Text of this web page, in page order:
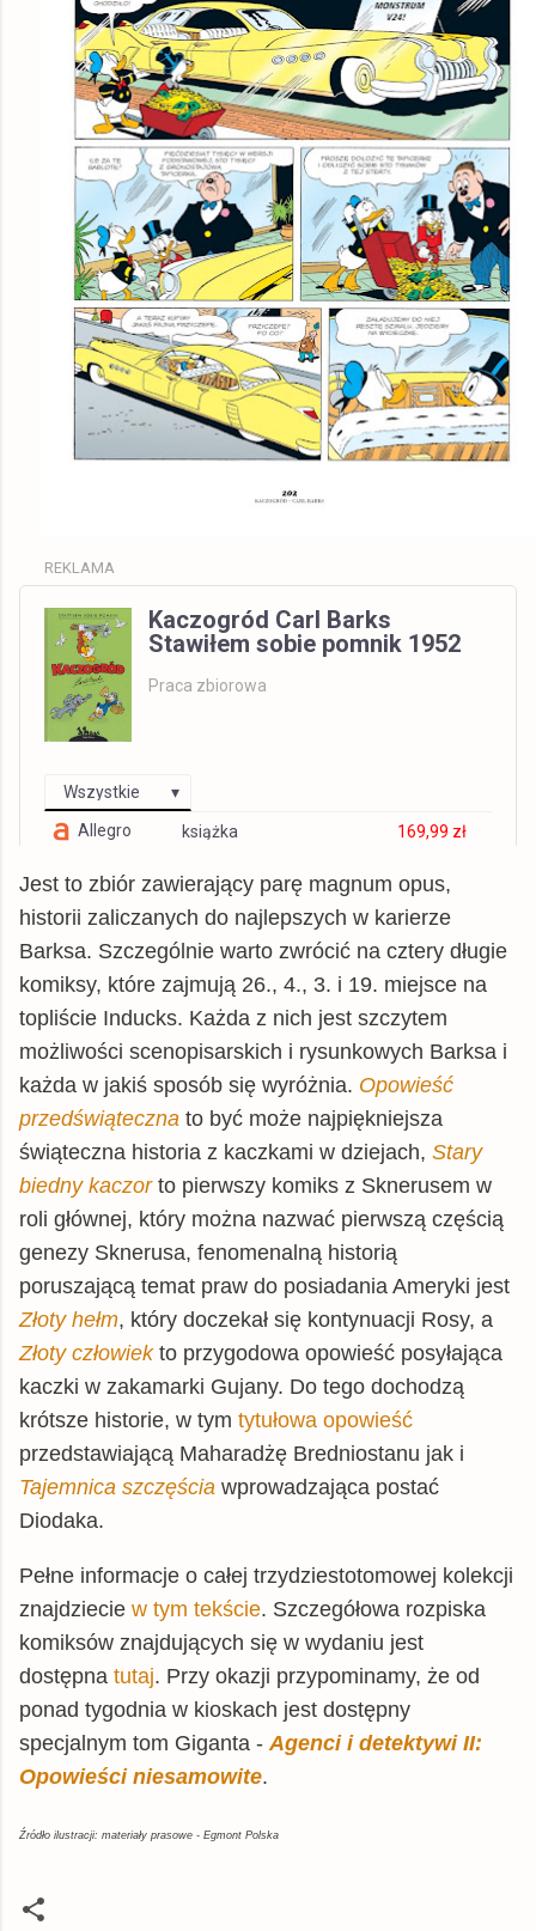
REKLAMA
Kaczogród Carl Barks
Stawiłem sobie pomnik 1952
Praca zbiorowa
Wszystkie
Allegro
książka 169,99 zł
Jest to zbiór zawierający parę magnum opus,
historii zaliczanych do najlepszych w karierze
Barksa. Szczególnie warto zwrócić na cztery długie
komiksy, które zajmują 26., 4., 3. i 19. miejsce na
topliście Inducks. Każda z nich jest szczytem
możliwości scenopisarskich i rysunkowych Barksa i
każda w jakiś sposób się wyróżnia. Opowieść
przedświąteczna to być może najpiękniejsza
świąteczna historia z kaczkami w dziejach, Stary
biedny kaczor to pierwszy komiks z Sknerusem w
roli głównej, który można nazwać pierwszą częścią
genezy Sknerusa, fenomenalną historią
poruszającą temat praw do posiadania Ameryki jest
Złoty hełm, który doczekał się kontynuacji Rosy, a
Złoty człowiek to przygodowa opowieść posyłająca
kaczki w zakamarki Gujany. Do tego dochodzą
krótsze historie, w tym tytułowa opowieść
przedstawiającą Maharadżę Bredniostanu jak i
Tajemnica szczęścia wprowadzająca postać
Diodaka.
Pełne informacje o całej trzydziestotomowej kolekcji
znajdziecie w tym tekście. Szczegółowa rozpiska
komiksów znajdujących się w wydaniu jest
dostępna tutaj. Przy okazji przypominamy, że od
ponad tygodnia w kioskach jest dostępny
specjalnym tom Giganta - Agenci i detektywi II:
Opowieści niesamowite.
Źródło ilustracji: materiały prasowe - Egmont Polska